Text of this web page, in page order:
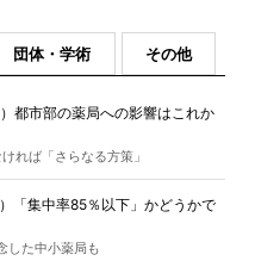
団体・学術 その他
都市部の薬局への影響はこれか
れば「さらなる方策」
「集中率85％以下」かどうかで
した中小薬局も